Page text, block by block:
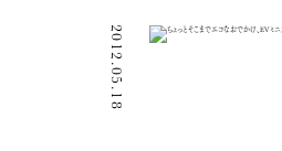
2012.05.18